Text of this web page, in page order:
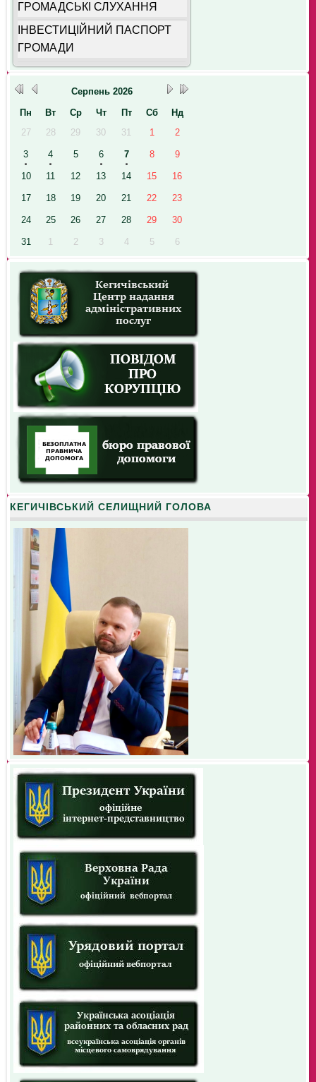
ГРОМАДСЬКІ СЛУХАННЯ
ІНВЕСТИЦІЙНИЙ ПАСПОРТ
ГРОМАДИ
Серпень 2026
Пн
Вт Ср Чт Пт Сб
Нд
27
28 29 30 31 1 2
3 4 5 6 7 8 9
10 11 12 13 14 15 16
17 18 19 20 21 22 23
24 25 26 27 28 29 30
31 1 2 3 4 5 6
КЕГИЧІВСЬКИЙ СЕЛИЩНИЙ ГОЛОВА